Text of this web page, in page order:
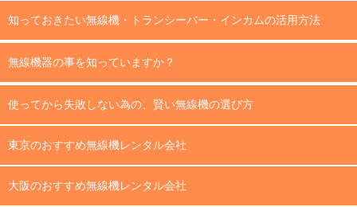
知っておきたい無線機・トランシーバー・インカムの活用方法
無線機器の事を知っていますか？
使ってから失敗しない為の、賢い無線機の選び方
東京のおすすめ無線機レンタル会社
大阪のおすすめ無線機レンタル会社